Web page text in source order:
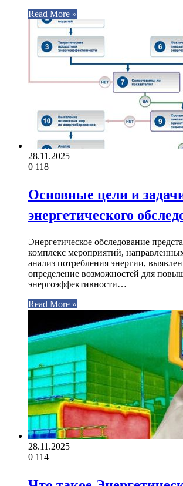
Read More »
28.11.2025
0 118
Основные цели и
энергетического
Энергетическое обследование
комплекс мероприятий,
анализ потребления энергии,
определение возможностей для
энергоэффективности…
Read More »
28.11.2025
0 114